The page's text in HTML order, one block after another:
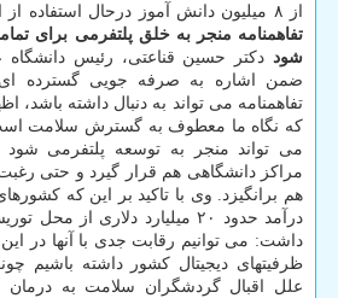
از ۸ میلیون دانش آموز درحال استفاده از این شبکه هستند.
تفاهمنامه منجر به خلق پلتفرمی برای
شود دکتر حسین قناعتی، رئیس
ضمن اشاره به صرفه جویی گسترده
تفاهمنامه می تواند به دنبال داشته باشد،
که نگاه ما معطوف به گسترش سلامت
می تواند منجر به توسعه پلتفرمی شود
مراکز دانشگاهی هم قرار گیرد و حتی
هم برانگیزد. وی با تاکید بر این که
درآمد حدود ۲۰ میلیارد دلاری از
داشت: می توانیم رقابت جدی با آنها در این
ظرفیتهای دیجیتال کشور داشته باشیم
علل اقبال گردشگران سلامت به درمان